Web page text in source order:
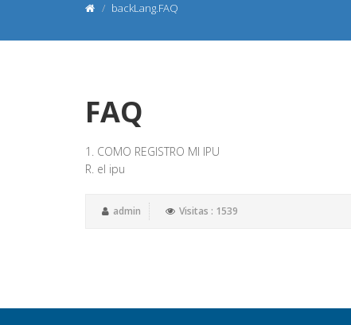
backLang.FAQ
FAQ
1. COMO REGISTRO MI IPU
R. el ipu
admin Visitas : 1539